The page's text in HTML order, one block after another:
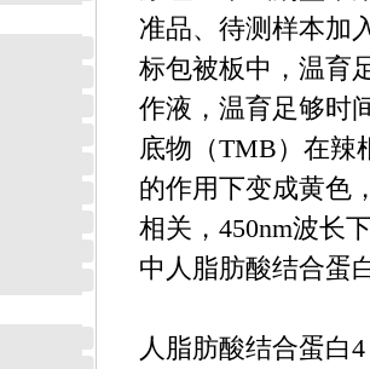
准品、待测样本加
标包被板中，温育
作液，温育足够时
底物（TMB）在辣
的作用下变成黄色
相关，450nm波长
中人脂肪酸结合蛋
人脂肪酸结合蛋白